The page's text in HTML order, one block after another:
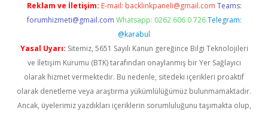
Reklam ve İletişim: E-mail: backlinkpaneli@gmail.com Teams:
forumhizmeti@gmail.com Whatsapp: 0262 606 0 726 Telegram:
@karabul
Yasal Uyarı: Sitemiz, 5651 Sayılı Kanun gereğince Bilgi Teknolojileri
ve İletişim Kurumu (BTK) tarafından onaylanmış bir Yer Sağlayıcı
olarak hizmet vermektedir. Bu nedenle, sitedeki içerikleri proaktif
olarak denetleme veya araştırma yükümlülüğümüz bulunmamaktadır.
Ancak, üyelerimiz yazdıkları içeriklerin sorumluluğunu taşımakta olup,